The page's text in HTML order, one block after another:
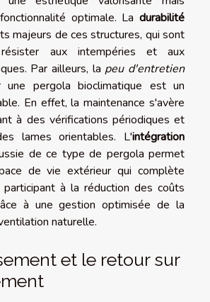
optimale. La durabilité
majeurs de ces structures, qui sont
aux intempéries et aux
Par ailleurs, lapeu d'entretien
une pergola bioclimatique est un
En effet, la maintenance s'avère
à des vérifications périodiques et
lames orientables. L'intégration
de ce type de pergola permet
de vie extérieur qui complète
à la réduction des coûts
à une gestion optimisée de la
naturelle.
et le retour sur